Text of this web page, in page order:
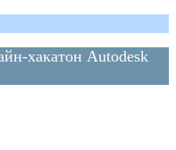
хакатон Autodesk